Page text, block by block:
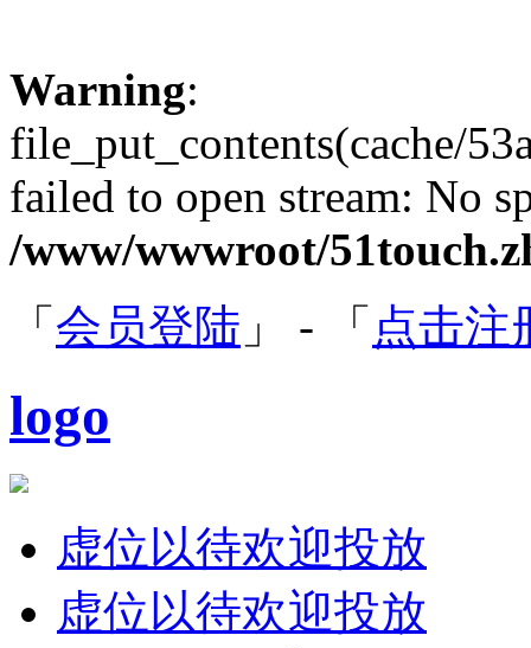
Warning:
file_put_contents(cache/
failed to open stream: No
/www/wwwroot/
「 会员登陆 」 - 「 点击注
logo
虚位以待欢迎投放
虚位以待欢迎投放